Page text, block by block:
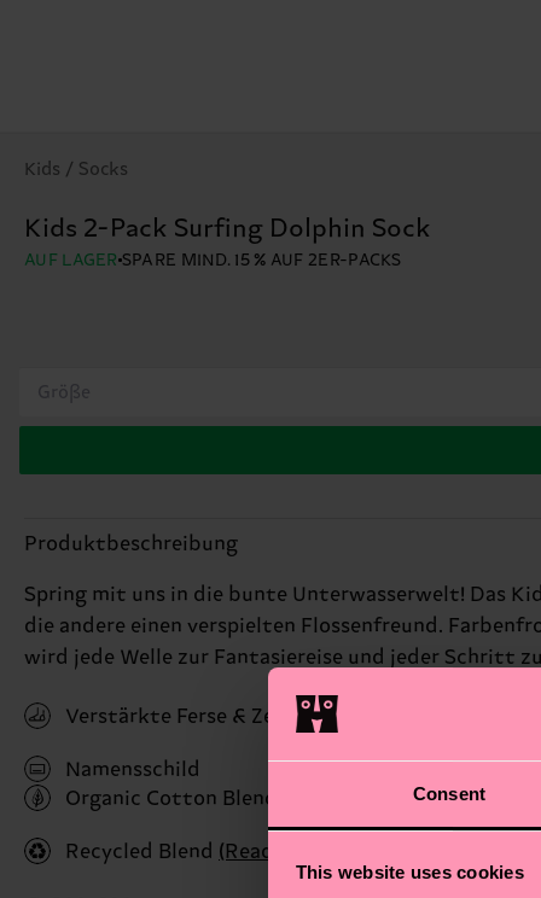
Consent
This website uses cookies
Kids / Socks
Kids 2-Pack Surfing Dolphin Sock
AUF LAGER SPARE MIND. 15 % AUF 2ER-PACKS
Größe
Produktbeschreibung
Spring mit uns in die bunte Unterwasserwelt! Das
die andere einen verspielten Flossenfreund.
wird jede Welle zur Fantasiereise und jeder Schritt
Verstärkte Ferse & Zehen
Namensschild
Organic Cotton Blend
(Read more here)
Recycled Blend (Read more here)